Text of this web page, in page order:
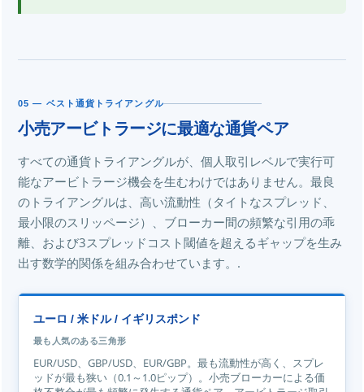
05 — ベスト通貨トライアングル
小売アービトラージに最適な通貨ペア
すべての通貨トライアングルが、個人取引レベルで実行可
能なアービトラージ機会を生むわけではありません。最良
のトライアングルは、高い流動性（タイトなスプレッド、
最小限のスリッページ）、ブローカー間の頻繁な引用の乖
離、および3スプレッドコスト閾値を超えるギャップを生み
出す数学的関係を組み合わせています。.
ユーロ / 米ドル / イギリスポンド
最も人気のある三角形
EUR/USD、GBP/USD、EUR/GBP。最も流動性が高く、スプレ
ッドが最も狭い（0.1～1.0ピップ）。小売ブローカーによる価